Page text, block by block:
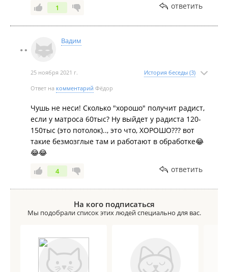
1 ответить
Вадим
25 ноября 2021 г. История беседы (3)
Ответ на комментарий Фёдор
Чушь не неси! Сколько "хорошо" получит радист,
если у матроса 60тыс? Ну выйдет у радиста 120-
150тыс (это потолок).., это что, ХОРОШО??? вот
такие безмозглые там и работают в обработке😂
😂😂
4 ответить
На кого подписаться
Мы подобрали список этих людей специально для вас.